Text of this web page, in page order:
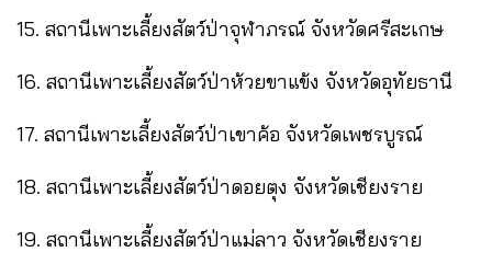
15. สถานีเพาะเลี้ยงสัตว์ป่าจุฬาภรณ์ จังหวัดศรีสะเกษ
16. สถานีเพาะเลี้ยงสัตว์ป่าห้วยขาแข้ง จังหวัดอุทัยธานี
17. สถานีเพาะเลี้ยงสัตว์ป่าเขาค้อ จังหวัดเพชรบูรณ์
18. สถานีเพาะเลี้ยงสัตว์ป่าดอยตุง จังหวัดเชียงราย
19. สถานีเพาะเลี้ยงสัตว์ป่าแม่ลาว จังหวัดเชียงราย